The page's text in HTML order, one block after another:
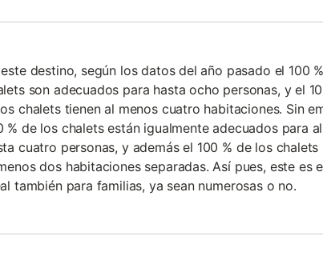
este destino, según los datos del año pasado el 100
son adecuados para hasta ocho personas, y el
chalets tienen al menos cuatro habitaciones. Sin
% de los chalets están igualmente adecuados para
cuatro personas, y además el 100 % de los chalets
dos habitaciones separadas. Así pues, este es
también para familias, ya sean numerosas o no.